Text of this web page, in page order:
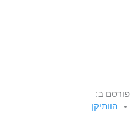
פורסם ב:
הוותיקן